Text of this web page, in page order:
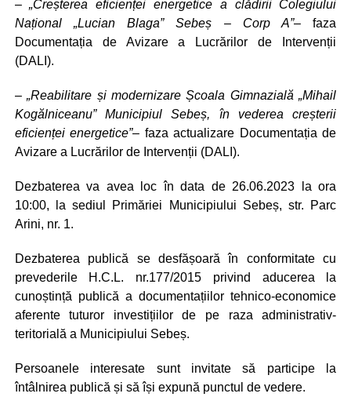
–„Creșterea eficienței energetice a clădirii Colegiului
Național „Lucian Blaga” Sebeș – Corp A”– faza
Documentația de Avizare a Lucrărilor de Intervenții
(DALI).
–„Reabilitare și modernizare Școala Gimnazială „Mihail
Kogălniceanu” Municipiul Sebeș, în vederea creșterii
eficienței energetice”– faza actualizare Documentația de
Avizare a Lucrărilor de Intervenții (DALI).
Dezbaterea va avea loc în data de 26.06.2023 la ora
10:00, la sediul Primăriei Municipiului Sebeș, str. Parc
Arini, nr. 1.
Dezbaterea publică se desfășoară în conformitate cu
prevederile H.C.L. nr.177/2015 privind aducerea la
cunoștință publică a documentațiilor tehnico-economice
aferente tuturor investițiilor de pe raza administrativ-
teritorială a Municipiului Sebeș.
Persoanele interesate sunt invitate să participe la
întâlnirea publică și să își expună punctul de vedere.